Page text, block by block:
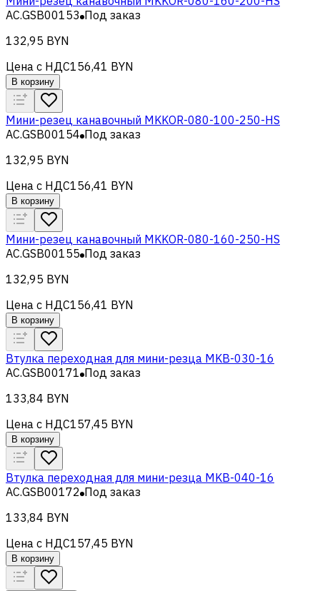
AC.GSB00153 Под заказ
132,95 BYN
Цена с НДС156,41 BYN
В корзину
Мини-резец канавочный MKKOR-080-100-250-HS
AC.GSB00154 Под заказ
132,95 BYN
Цена с НДС156,41 BYN
В корзину
Мини-резец канавочный MKKOR-080-160-250-HS
AC.GSB00155 Под заказ
132,95 BYN
Цена с НДС156,41 BYN
В корзину
Втулка переходная для мини-резца MKB-030-16
AC.GSB00171 Под заказ
133,84 BYN
Цена с НДС157,45 BYN
В корзину
Втулка переходная для мини-резца MKB-040-16
AC.GSB00172 Под заказ
133,84 BYN
Цена с НДС157,45 BYN
В корзину